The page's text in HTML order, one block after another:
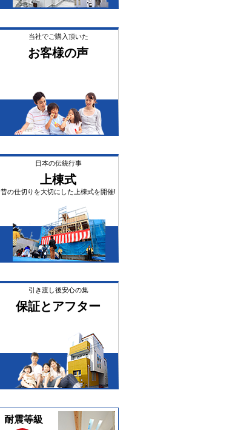
当社でご購入頂いた
お客様の声
日本の伝統行事
上棟式
昔の仕切りを大切にした上棟式を開催!
引き渡し後安心の集
保証とアフター
耐震等級